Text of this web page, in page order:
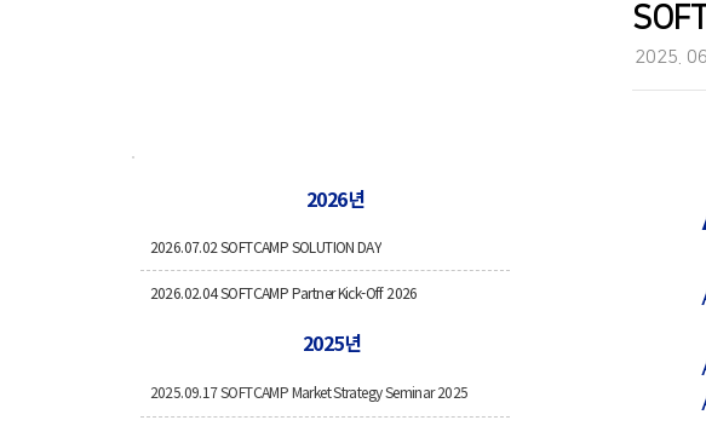
2025.
2026년
2026.02.04 SOFTCAMP Partner Kick-Off 2026
2026.07.02 SOFTCAMP SOLUTION DAY
2025년
2025.09.17 SOFTCAMP Market Strategy Seminar 2025